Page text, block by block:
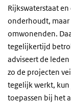
Rijkswaterstaat
onderhoudt, maar
omwonenden.
tegelijkertijd
adviseert de
zo de projecten
tegelijk werkt,
toepassen bij het